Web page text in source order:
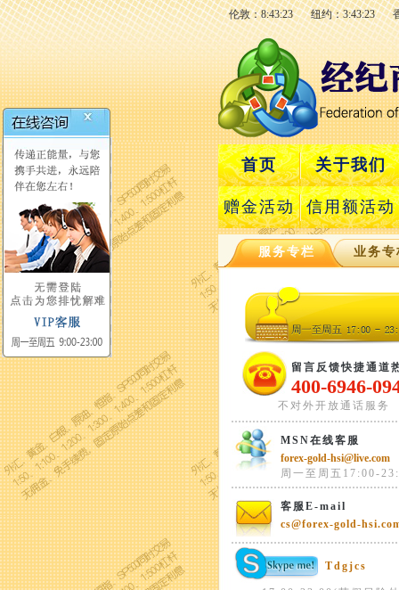
伦敦：8:43:24 纽约：3:43:24
首页 关于我们
赠金活动 信用额活动
服务专栏 业务专
留言反馈快捷通道
400-6946-
不对外开放通话服务
MSN在线客服
forex-gold-hsi@live.com
周一至周五17:00-
客服E-mail
cs@forex-gold-
Tdgjcs